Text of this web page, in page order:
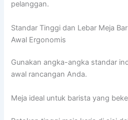
pelanggan.
Standar Tinggi dan Lebar Meja
Awal Ergonomis
Gunakan angka-angka standar
awal rancangan Anda.
Meja ideal untuk barista yang